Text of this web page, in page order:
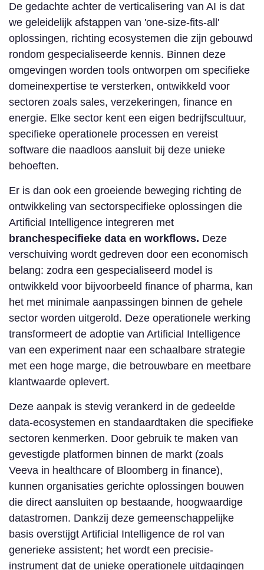
De gedachte achter de verticalisering van AI is dat
we geleidelijk afstappen van 'one-size-fits-all'
oplossingen, richting ecosystemen die zijn gebouwd
rondom gespecialiseerde kennis. Binnen deze
omgevingen worden tools ontworpen om specifieke
domeinexpertise te versterken, ontwikkeld voor
sectoren zoals sales, verzekeringen, finance en
energie. Elke sector kent een eigen bedrijfscultuur,
specifieke operationele processen en vereist
software die naadloos aansluit bij deze unieke
behoeften.
Er is dan ook een groeiende beweging richting de
ontwikkeling van sectorspecifieke oplossingen die
Artificial Intelligence integreren met
branchespecifieke data en workflows. Deze
verschuiving wordt gedreven door een economisch
belang: zodra een gespecialiseerd model is
ontwikkeld voor bijvoorbeeld finance of pharma, kan
het met minimale aanpassingen binnen de gehele
sector worden uitgerold. Deze operationele werking
transformeert de adoptie van Artificial Intelligence
van een experiment naar een schaalbare strategie
met een hoge marge, die betrouwbare en meetbare
klantwaarde oplevert.
Deze aanpak is stevig verankerd in de gedeelde
data-ecosystemen en standaardtaken die specifieke
sectoren kenmerken. Door gebruik te maken van
gevestigde platformen binnen de markt (zoals
Veeva in healthcare of Bloomberg in finance),
kunnen organisaties gerichte oplossingen bouwen
die direct aansluiten op bestaande, hoogwaardige
datastromen. Dankzij deze gemeenschappelijke
basis overstijgt Artificial Intelligence de rol van
generieke assistent; het wordt een precisie-
instrument dat de unieke operationele uitdagingen